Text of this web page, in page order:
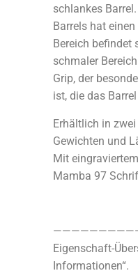
schlankes
Barrels hat
Bereich befindet
schmaler
Grip, der
ist, die das
Erhältlich in
Gewichten und
Mit
Mamba 97
Eigenschaft-
Informationen“.